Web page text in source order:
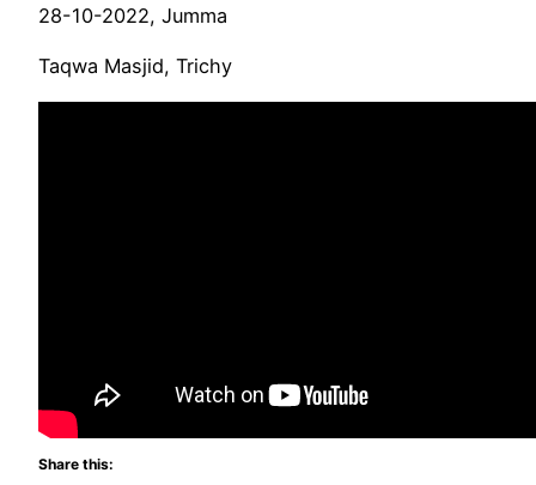
28-10-2022, Jumma
Taqwa Masjid, Trichy
Share this: